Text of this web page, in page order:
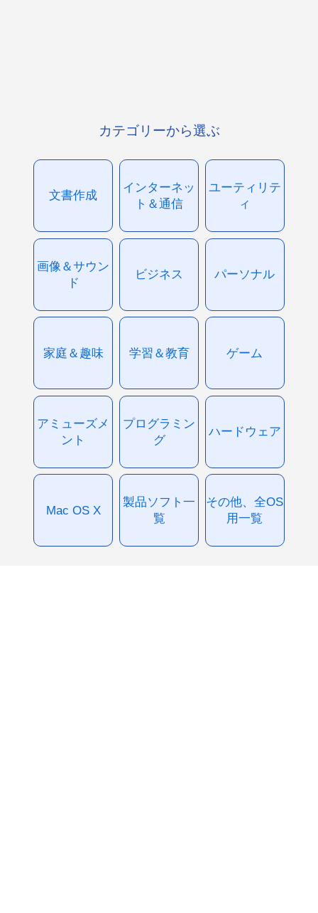
カテゴリーから選ぶ
文書作成
インターネッ
ト＆通信
ユーティリテ
ィ
画像＆サウン
ド
ビジネス パーソナル
家庭＆趣味 学習＆教育 ゲーム
アミューズメ
ント
プログラミン
グ
ハードウェア
Mac OS X
製品ソフト一
覧
その他、全OS
用一覧